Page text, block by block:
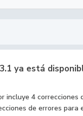
ya está
incluye 4 correcciones
de errores para